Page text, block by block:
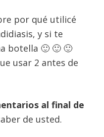
por qué utilicé
y si te
botella 🙂 🙂 🙂
usar 2 antes de
al final de
de usted.